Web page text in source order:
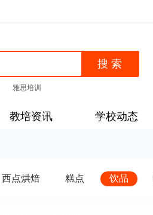
雅思培训
教培资讯 学校动态
西点烘焙 糕点 饮品